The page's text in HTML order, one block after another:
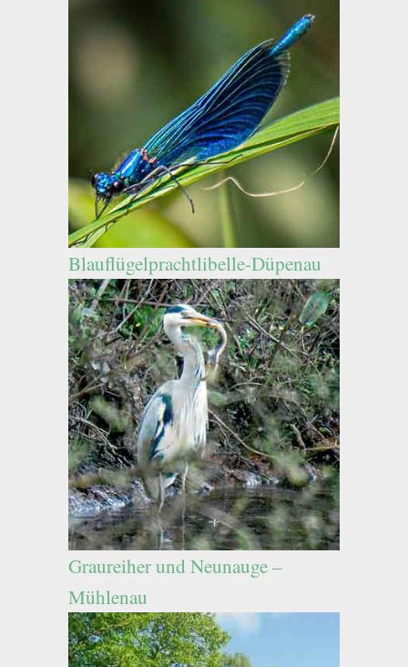
Blauflügelprachtlibelle-Düpenau
Graureiher und Neunauge –
Mühlenau